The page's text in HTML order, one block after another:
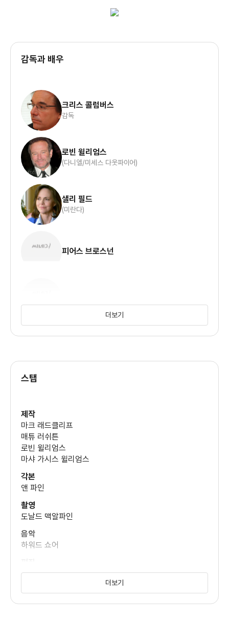
감독과 배우
크리스 콜럼버스
감독
로빈 윌리엄스
(다니엘/미세스 다웃파이어)
샐리 필드
(미란다)
피어스 브로스넌
더보기
스탭
제작
마크 래드클리프
매튜 러쉬튼
로빈 윌리엄스
마샤 가시스 윌리엄스
각본
앤 파인
촬영
도날드 맥알파인
음악
하워드 쇼어
라자 고스넬
미술
안젤로 P. 그레이엄
더보기